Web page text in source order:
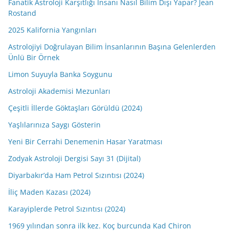
Fanatik Astroloji Karşıtlığı İnsanı Nasıl Bilim Dışı Yapar? Jean
Rostand
2025 Kalifornia Yangınları
Astrolojiyi Doğrulayan Bilim İnsanlarının Başına Gelenlerden
Ünlü Bir Örnek
Limon Suyuyla Banka Soygunu
Astroloji Akademisi Mezunları
Çeşitli İllerde Göktaşları Görüldü (2024)
Yaşlılarınıza Saygı Gösterin
Yeni Bir Cerrahi Denemenin Hasar Yaratması
Zodyak Astroloji Dergisi Sayı 31 (Dijital)
Diyarbakır’da Ham Petrol Sızıntısı (2024)
İliç Maden Kazası (2024)
Karayiplerde Petrol Sızıntısı (2024)
1969 yılından sonra ilk kez. Koç burcunda Kad Chiron